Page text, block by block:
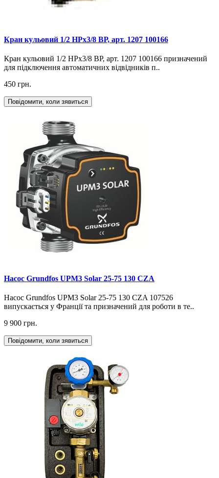
Кран кульовий 1/2 НРх3/8 ВР, арт. 1207 100166
Кран кульовий 1/2 НРх3/8 ВР, арт. 1207 100166 призначений
для підключення автоматичних відвідників п..
450 грн.
Повідомити, коли зявиться
Насос Grundfos UPM3 Solar 25-75 130 CZA
Насос Grundfos UPM3 Solar 25-75 130 CZA 107526
випускається у Франції та призначений для роботи в те..
9 900 грн.
Повідомити, коли зявиться